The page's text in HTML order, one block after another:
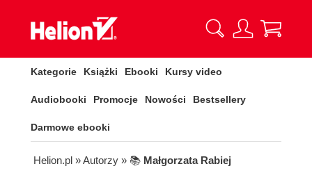
Kategorie Książki Ebooki Kursy video
Audiobooki Promocje Nowości Bestsellery
Darmowe ebooki
Helion.pl » Autorzy » 📚 Małgorzata Rabiej